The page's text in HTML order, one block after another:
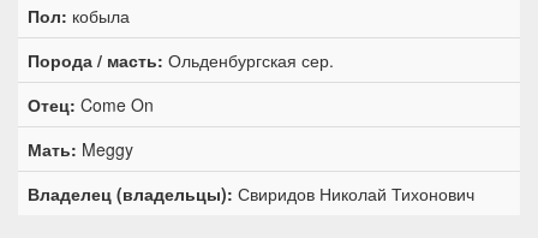
Пол: кобыла
Порода / масть: Ольденбургская сер.
Отец: Come On
Мать: Meggy
Владелец (владельцы): Свиридов Николай Тихонович